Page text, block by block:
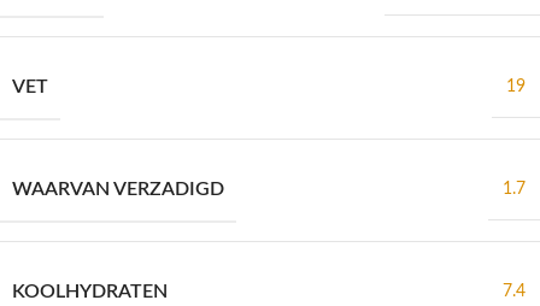
VET 19
WAARVAN VERZADIGD 1.7
KOOLHYDRATEN 7.4